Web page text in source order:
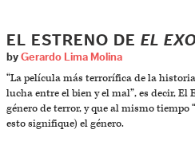
EL ESTRENO DE EL
by Gerardo Lima Molina
“La película más terrorífica de la
lucha entre el bien y el mal”, es decir,
género de terror, y que al mismo tiempo
esto signifique) el género.